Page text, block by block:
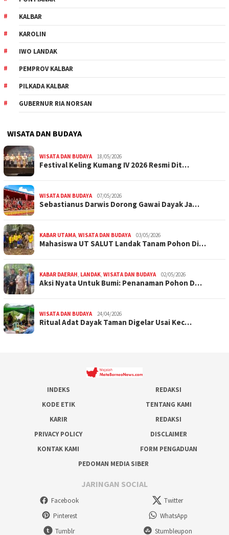
KALBAR
KAROLIN
IWO LANDAK
PEMPROV KALBAR
PILKADA KALBAR
GUBERNUR RIA NORSAN
WISATA DAN BUDAYA
WISATA DAN BUDAYA 18/05/2026
Festival Keling Kumang IV 2026 Resmi Dit…
WISATA DAN BUDAYA 07/05/2026
Sebastianus Darwis Dorong Gawai Dayak Ja…
KABAR UTAMA, WISATA DAN BUDAYA 03/05/2026
Mahasiswa UT SALUT Landak Tanam Pohon Di…
KABAR DAERAH, LANDAK, WISATA DAN BUDAYA 02/05/2026
Aksi Nyata Untuk Bumi: Penanaman Pohon D…
WISATA DAN BUDAYA 24/04/2026
Ritual Adat Dayak Taman Digelar Usai Kec…
INDEKS
REDAKSI
KODE ETIK
TENTANG KAMI
KARIR
REDAKSI
PRIVACY POLICY
DISCLAIMER
KONTAK KAMI
FORM PENGADUAN
PEDOMAN MEDIA SIBER
JARINGAN SOCIAL
Facebook
Twitter
Pinterest
WhatsApp
Tumblr
Stumbleupon